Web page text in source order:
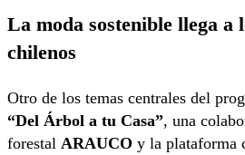
La moda sostenible llega a
chilenos
Otro de los temas centrales del
“Del Árbol a tu Casa”, una
forestal ARAUCO y la plataforma